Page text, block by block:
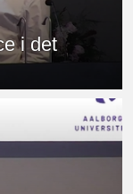
i det